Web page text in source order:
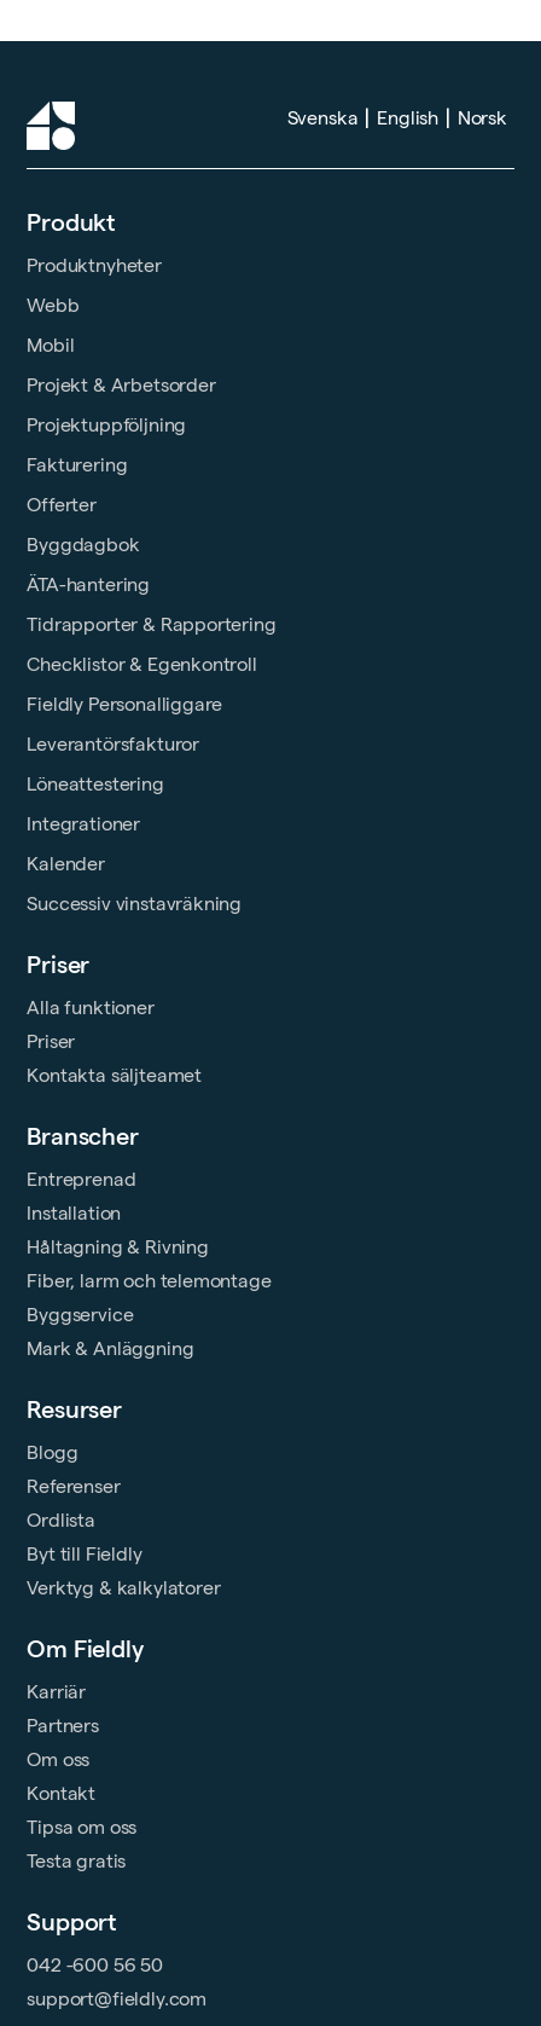
Svenska | English | Norsk
Produkt
Produktnyheter
Webb
Mobil
Projekt & Arbetsorder
Projektuppföljning
Fakturering
Offerter
Byggdagbok
ÄTA-hantering
Tidrapporter & Rapportering
Checklistor & Egenkontroll
Fieldly Personalliggare
Leverantörsfakturor
Löneattestering
Integrationer
Kalender
Successiv vinstavräkning
Priser
Alla funktioner
Priser
Kontakta säljteamet
Support
042 -600 56 50
support@fieldly.com
Branscher
Entreprenad
Installation
Håltagning & Rivning
Fiber, larm och telemontage
Byggservice
Mark & Anläggning
Resurser
Blogg
Referenser
Ordlista
Byt till Fieldly
Verktyg & kalkylatorer
Om Fieldly
Karriär
Partners
Om oss
Kontakt
Tipsa om oss
Testa gratis